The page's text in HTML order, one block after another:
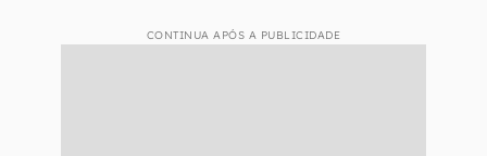
CONTINUA APÓS A PUBLICIDADE